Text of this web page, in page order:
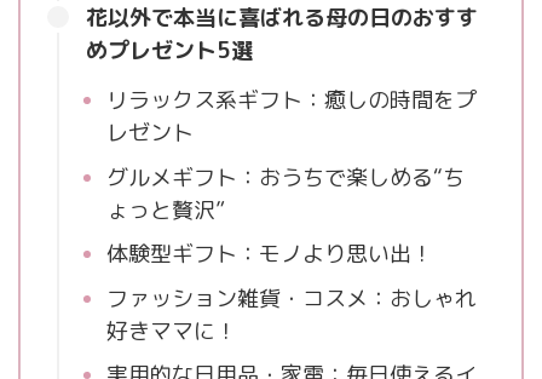
花以外で本当に喜ばれる母の日のおすす
めプレゼント5選
リラックス系ギフト：癒しの時間をプ
レゼント
グルメギフト：おうちで楽しめる“ち
ょっと贅沢”
体験型ギフト：モノより思い出！
ファッション雑貨・コスメ：おしゃれ
好きママに！